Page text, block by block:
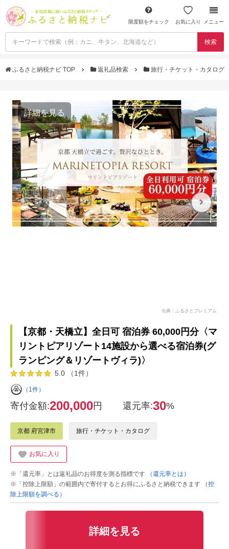
限度額をチェック お気に入り メニュー
検索
ふるさと納税ナビ TOP 返礼品検索 旅行・チケット・カタログ
詳細を見る
出典：ふるさとプレミアム
【京都・天橋立】全日可 宿泊券 60,000円分〈マ
リントピアリゾート14施設から選べる宿泊券(グ
ランピング＆リゾートヴィラ)〉
5.0 （1件）
（1件）
寄付金額:200,000円 還元率:30%
京都 府宮津市 旅行・チケット・カタログ
お気に入り
※「還元率」とは返礼品のお得度を測る指標です
（還元率とは）
※「控除上限額」の範囲内で寄付するとお得にふるさと納税できます
（控
除上限額を調べる）
詳細を見る